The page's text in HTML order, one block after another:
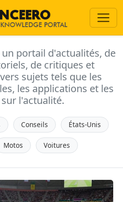
portail d'actualités, de
de critiques et
sujets tels que les
les applications et les
l'actualité.
Conseils États-Unis
Motos Voitures